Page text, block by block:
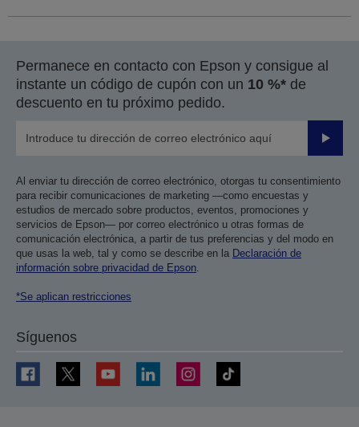
Permanece en contacto con Epson y consigue al
instante un código de cupón con un 10 %* de
descuento en tu próximo pedido.
Enviar
Al enviar tu dirección de correo electrónico, otorgas tu consentimiento
para recibir comunicaciones de marketing —como encuestas y
estudios de mercado sobre productos, eventos, promociones y
servicios de Epson— por correo electrónico u otras formas de
comunicación electrónica, a partir de tus preferencias y del modo en
que usas la web, tal y como se describe en la Declaración de
información sobre privacidad de Epson.
*Se aplican restricciones
Síguenos